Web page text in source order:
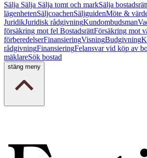
Sälja Sälja Sälja tomt och markSälja
lägenhetenSäljcoachenSäljguidenMöte &
JuridikJuridisk rådgivningKundombudsman
försäkring mot fel BostadsrättFörsäkring mot
förberedelserFinansieringVisningBudgivning
rådgivningFinansieringFelansvar vid köp av
mäklareSök bostad
stäng meny